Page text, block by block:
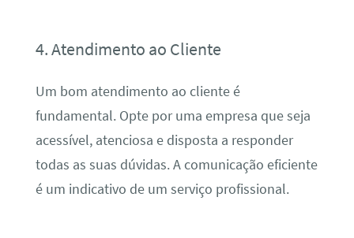
4. Atendimento ao Cliente
Um bom atendimento ao cliente é
fundamental. Opte por uma empresa que seja
acessível, atenciosa e disposta a responder
todas as suas dúvidas. A comunicação eficiente
é um indicativo de um serviço profissional.